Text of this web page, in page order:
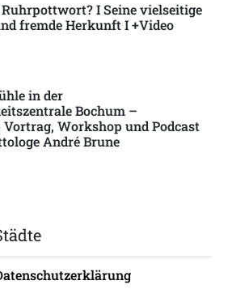
I Seine vielseitige
fremde Herkunft I +Video
in der
Bochum –
Workshop und Podcast
André Brune